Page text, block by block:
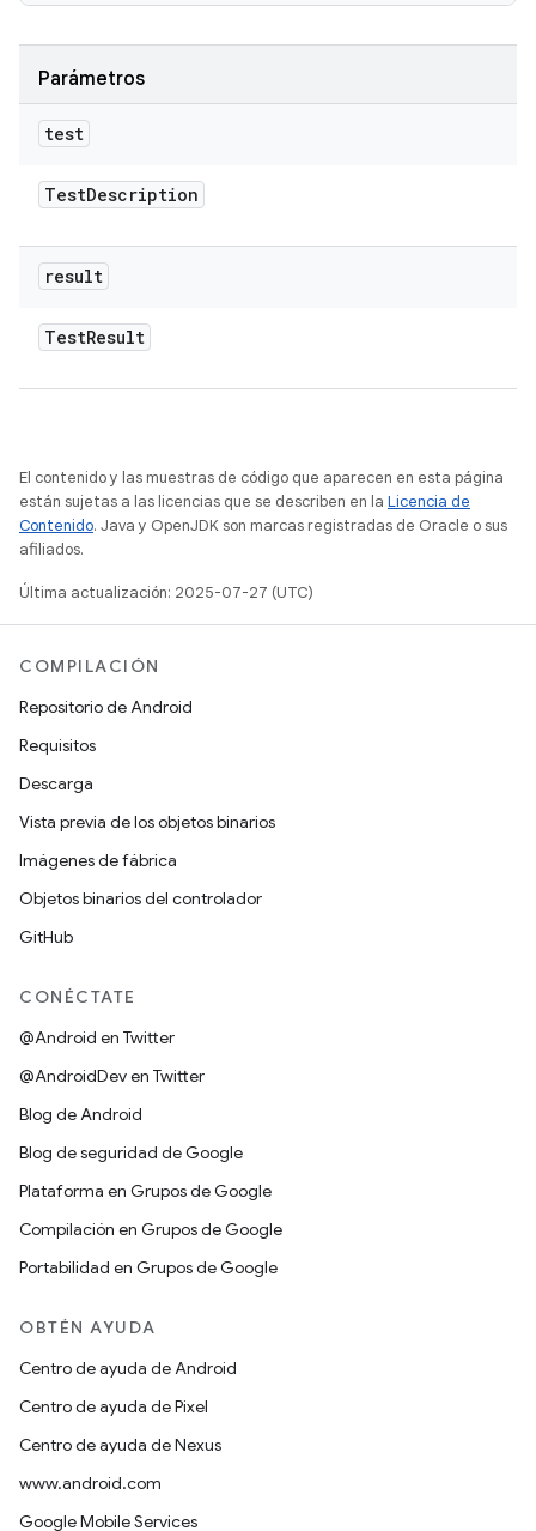
Parámetros
test
TestDescription
result
TestResult
El contenido y las muestras de código que aparecen en esta página
están sujetas a las licencias que se describen en la Licencia de
Contenido. Java y OpenJDK son marcas registradas de Oracle o sus
afiliados.
Última actualización: 2025-07-27 (UTC)
COMPILACIÓN
Repositorio de Android
Requisitos
Descarga
Vista previa de los objetos binarios
Imágenes de fábrica
Objetos binarios del controlador
GitHub
CONÉCTATE
@Android en Twitter
@AndroidDev en Twitter
Blog de Android
Blog de seguridad de Google
Plataforma en Grupos de Google
Compilación en Grupos de Google
Portabilidad en Grupos de Google
OBTÉN AYUDA
Centro de ayuda de Android
Centro de ayuda de Pixel
Centro de ayuda de Nexus
www.android.com
Google Mobile Services